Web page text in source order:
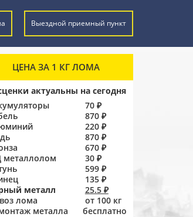
Выездной приемный пункт
ЦЕНА ЗА 1 КГ ЛОМА
актуальны на сегодня
70 ₽
870 ₽
220 ₽
870 ₽
670 ₽
30 ₽
599 ₽
135 ₽
металл
25.5 ₽
лома
от 100 кг
металла
бесплатно